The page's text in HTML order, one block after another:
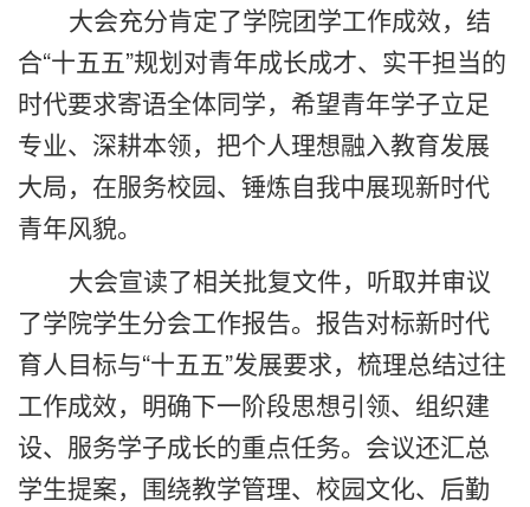
大会充分肯定了学院团学工作成效，结
合“十五五”规划对青年成长成才、实干担当的
时代要求寄语全体同学，希望青年学子立足
专业、深耕本领，把个人理想融入教育发展
大局，在服务校园、锤炼自我中展现新时代
青年风貌。
大会宣读了相关批复文件，听取并审议
了学院学生分会工作报告。报告对标新时代
育人目标与“十五五”发展要求，梳理总结过往
工作成效，明确下一阶段思想引领、组织建
设、服务学子成长的重点任务。会议还汇总
学生提案，围绕教学管理、校园文化、后勤